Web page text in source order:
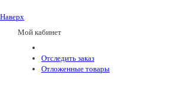
Наверх
Мой кабинет
Отследить заказ
Отложенные товары